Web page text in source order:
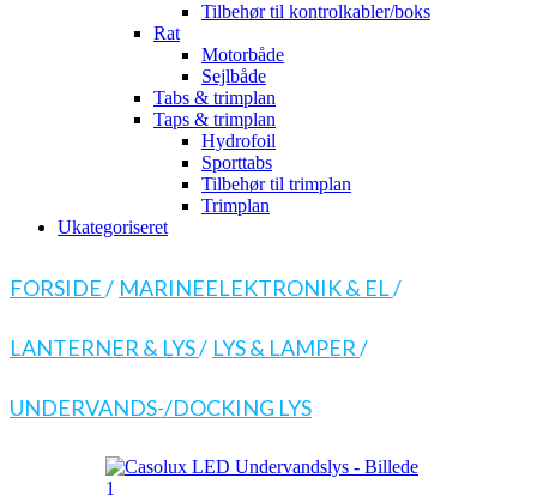
Tilbehør til kontrolkabler/boks
Rat
Motorbåde
Sejlbåde
Tabs & trimplan
Taps & trimplan
Hydrofoil
Sporttabs
Tilbehør til trimplan
Trimplan
Ukategoriseret
FORSIDE/ MARINEELEKTRONIK & EL/
LANTERNER & LYS/ LYS & LAMPER/
UNDERVANDS-/DOCKING LYS